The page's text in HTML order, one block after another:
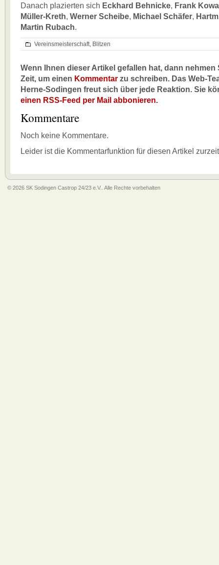
Danach plazierten sich Eckhard Behnicke, Frank
Müller-Kreth, Werner Scheibe, Michael Schäfer,
Martin Rubach.
Vereinsmeisterschaft, Blitzen
Wenn Ihnen dieser Artikel gefallen hat, dann nehmen
Zeit, um einen Kommentar zu schreiben. Das Web-
Herne-Sodingen freut sich über jede Reaktion. Sie
einen RSS-Feed per Mail abbonieren.
Kommentare
Noch keine Kommentare.
Leider ist die Kommentarfunktion für diesen Artikel
© 2026 SK Sodingen Castrop 24/23 e.V.. Alle Rechte vorbehalten